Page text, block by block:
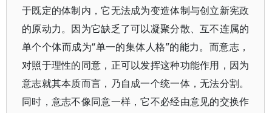
于既定的体制内，它无法成为变造体制与创立新宪政
的原动力。因为它缺乏了可以凝聚分散、互不连属的
单个个体而成为“单一的集体人格”的能力。而意志，
对照于理性的同意，正可以发挥这种功能作用，因为
意志就其本质而言，乃自成一个统一体，无法分割。
同时，意志不像同意一样，它不必经由意见的交换作